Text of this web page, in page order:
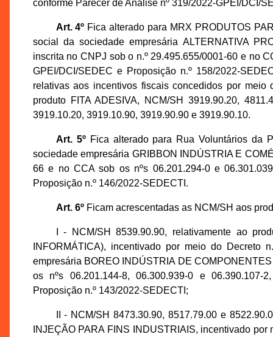
conforme Parecer de Análise nº 319/2022-GPEI/DCI/
Art. 4º Fica alterado para MRX PRODUTOS
social da sociedade empresária ALTERNATIVA
inscrita no CNPJ sob o n.º 29.495.655/0001-60 e no
GPEI/DCI/SEDEC e Proposição n.º 158/2022-
relativas aos incentivos fiscais concedidos por
produto FITA ADESIVA, NCM/SH 3919.90.20,
3919.10.20, 3919.10.90, 3919.90.90 e 3919.90.10.
Art. 5ºFica alterado para Rua Voluntários da
sociedade empresária GRIBBON INDÚSTRIA E
66 e no CCA sob os nºs 06.201.294-0 e
Proposição n.º 146/2022-SEDECTI.
Art. 6ºFicam acrescentadas as NCM/SH aos
I - NCM/SH 8539.90.90, relativamente ao
INFORMÁTICA), incentivado por meio do
empresária BOREO INDÚSTRIA DE
os nºs 06.201.144-8, 06.300.939-0 e 06.390.107-
Proposição n.º 143/2022-SEDECTI;
II - NCM/SH 8473.30.90, 8517.79.00 e
INJEÇÃO PARA FINS INDUSTRIAIS, incentivado